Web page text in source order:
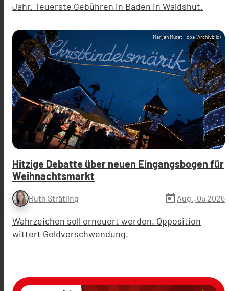
Jahr. Teuerste Gebühren in Baden in Waldshut.
Marijan Murat - dpa (Archivbild)
Hitzige Debatte über neuen Eingangsbogen für
Weihnachtsmarkt
Ruth Strätling today Aug., 05 2026
Wahrzeichen soll erneuert werden. Opposition
wittert Geldverschwendung.